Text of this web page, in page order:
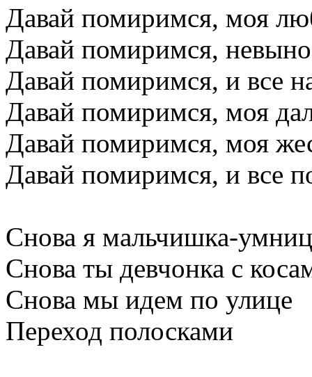
Давай помиримся, моя
Давай помиримся,
Давай помиримся, и все
Давай помиримся, моя
Давай помиримся, моя
Давай помиримся, и все
Снова я мальчишка-
Снова ты девчонка с
Снова мы идем по улице
Переход полосками